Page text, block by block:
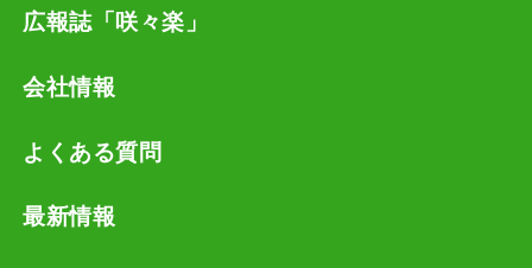
広報誌「咲々楽」
会社情報
よくある質問
最新情報